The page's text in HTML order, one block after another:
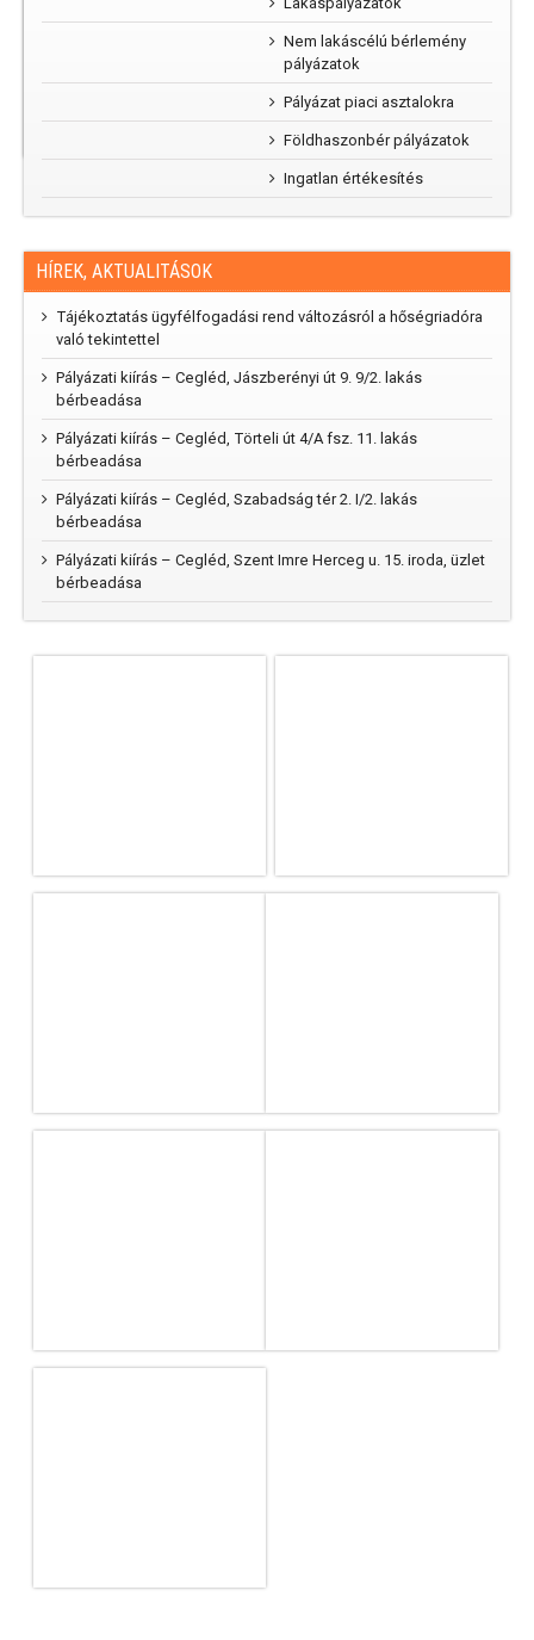
parkunk, mi
Nem lakáscélú bérlemény
pályázatok
Pályázat piaci asztalokra
Földhaszonbér pályázatok
Ingatlan értékesítés
HÍREK, AKTUALITÁSOK
Tájékoztatás ügyfélfogadási rend változásról a hőségriadóra
való tekintettel
Pályázati kiírás – Cegléd, Jászberényi út 9. 9/2. lakás
bérbeadása
Pályázati kiírás – Cegléd, Törteli út 4/A fsz. 11. lakás
bérbeadása
Pályázati kiírás – Cegléd, Szabadság tér 2. I/2. lakás
bérbeadása
Pályázati kiírás – Cegléd, Szent Imre Herceg u. 15. iroda, üzlet
bérbeadása